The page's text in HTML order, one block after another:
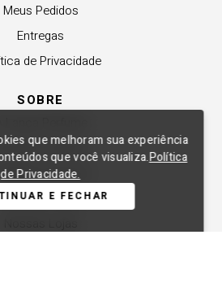
que melhoram sua experiência
que você visualiza.Política
de Privacidade.
E FECHAR
Meus Pedidos
Entregas
de Privacidade
SOBRE
a Marca
Trabalhe Conosco
Compre Local